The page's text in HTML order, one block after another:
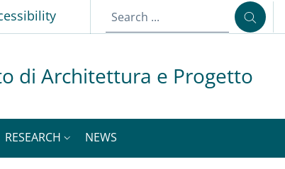
di Architettura e Progetto
RESEARCH NEWS